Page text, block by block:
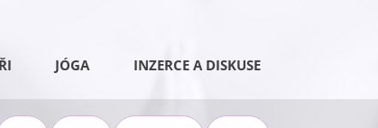
JÓGA INZERCE A DISKUSE